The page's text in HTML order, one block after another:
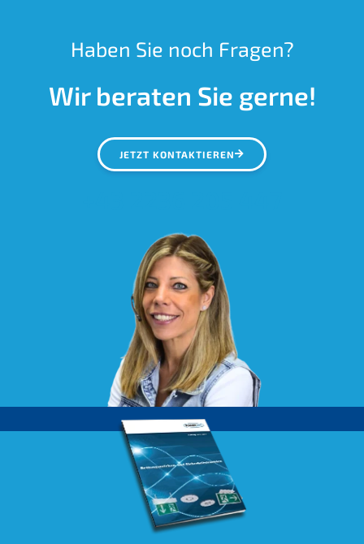
Haben Sie noch Fragen?
Wir beraten Sie gerne!
JETZT KONTAKTIEREN